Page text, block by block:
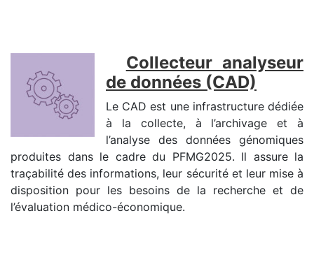
Collecteur analyseur
de données (CAD)
Le CAD est une infrastructure dédiée
à la collecte, à l’archivage et à
l’analyse des données génomiques
produites dans le cadre du PFMG2025. Il assure la
traçabilité des informations, leur sécurité et leur mise à
disposition pour les besoins de la recherche et de
l’évaluation médico-économique.